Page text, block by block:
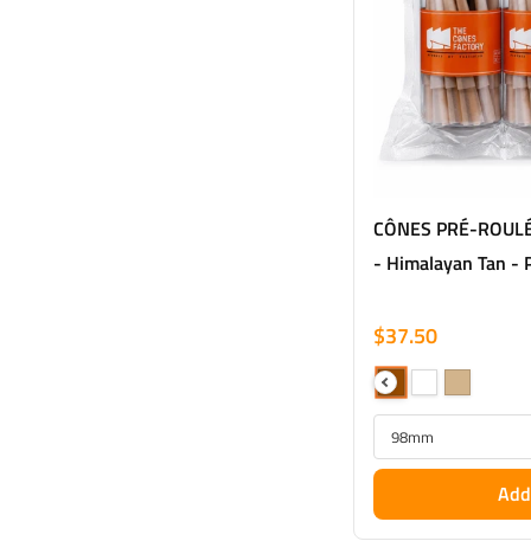
CÔNES PRÉ-
- Himalayan Tan -
$37.50